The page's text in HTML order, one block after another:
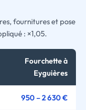
fournitures et pose
: ×1,05.
Fourchette à
Eyguières
950 – 2 630 €